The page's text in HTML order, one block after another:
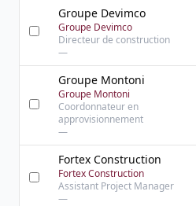
Groupe Devimco
Groupe Devimco
Directeur de construction
—
Groupe Montoni
Groupe Montoni
Coordonnateur en
approvisionnement
—
Fortex Construction
Fortex Construction
Assistant Project Manager
—